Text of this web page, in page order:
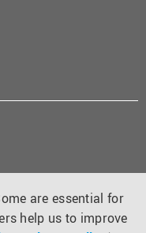
are essential for
help us to improve